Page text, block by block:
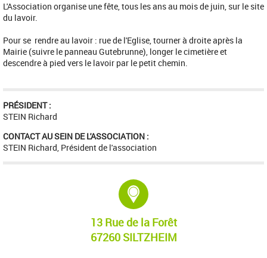
L'Association organise une fête, tous les ans au mois de juin, sur le site
du lavoir.
Pour se rendre au lavoir : rue de l'Eglise, tourner à droite après la
Mairie (suivre le panneau Gutebrunne), longer le cimetière et
descendre à pied vers le lavoir par le petit chemin.
PRÉSIDENT :
STEIN Richard
CONTACT AU SEIN DE L'ASSOCIATION :
STEIN Richard, Président de l'association
13 Rue de la Forêt
67260 SILTZHEIM